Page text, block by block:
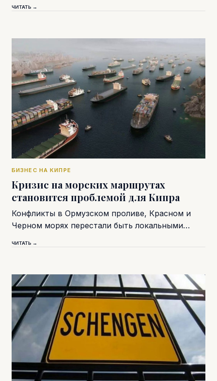
ЧИТАТЬ →
БИЗНЕС НА КИПРЕ
Кризис на морских маршрутах
становится проблемой для Кипра
Конфликты в Ормузском проливе, Красном и
Черном морях перестали быть локальными…
ЧИТАТЬ →